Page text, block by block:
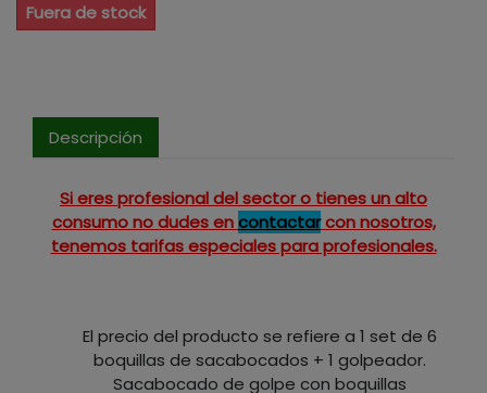
Fuera de stock
Descripción
Si eres profesional del sector o tienes un alto
consumo no dudes encontactarcon nosotros,
tenemos tarifas especiales para profesionales.
El precio del producto se refiere a 1 set de 6
boquillas de sacabocados + 1 golpeador.
Sacabocado de golpe con boquillas